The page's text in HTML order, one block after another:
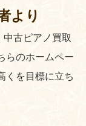
より
古ピアノ買取
らのホームペー
くを目標に立ち